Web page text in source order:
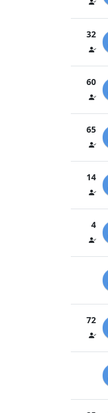
32
60
65
14
4
72